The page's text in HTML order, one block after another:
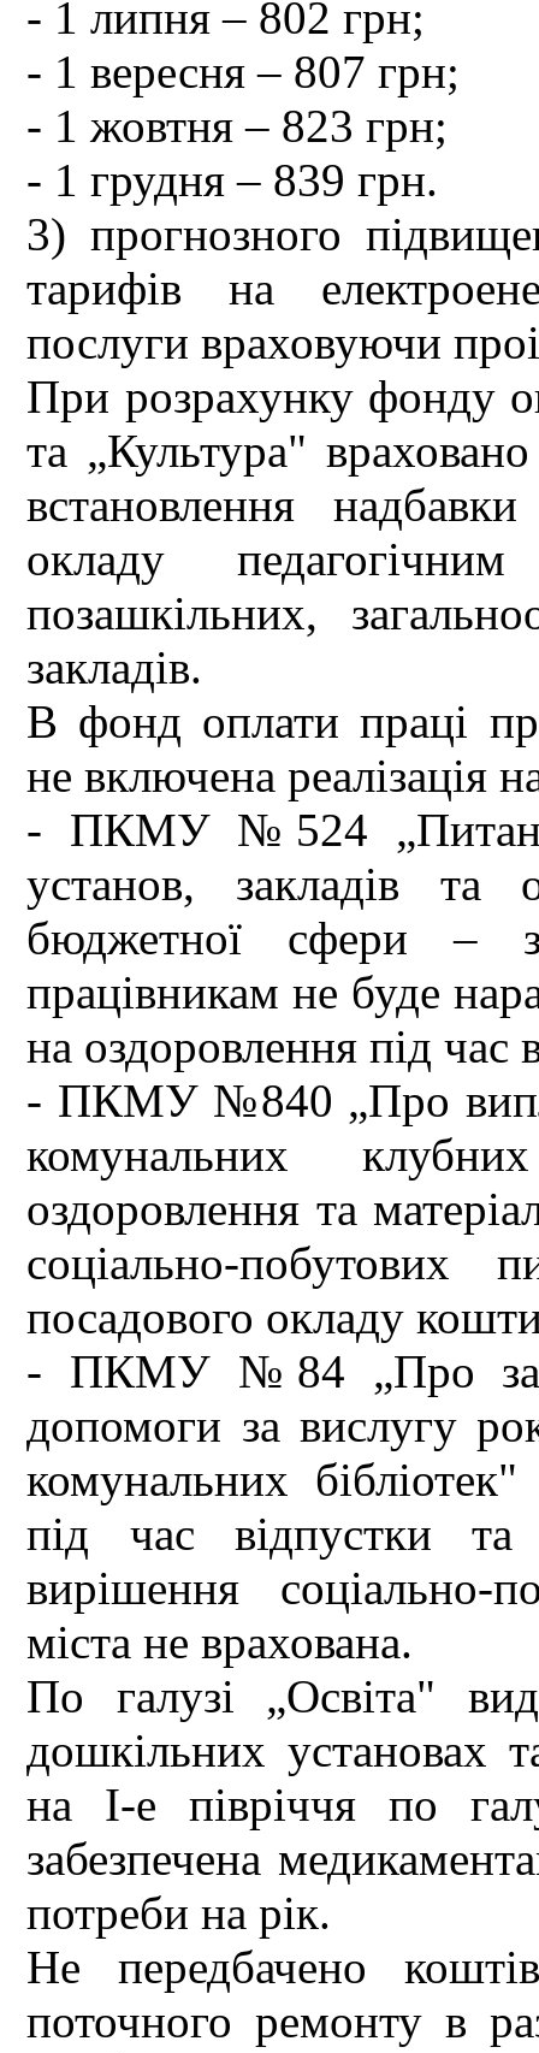
- 1 липня – 802 грн;
- 1 вересня – 807 грн;
- 1 жовтня – 823 грн;
- 1 грудня – 839 грн.
3) прогнозного
тарифів на
послуги враховуючи
При розрахунку фонду
та „Культура"
встановлення
окладу
позашкільних,
закладів.
В фонд оплати праці
не включена
- ПКМУ №524 „Питання
установ, закладів та
бюджетної сфери –
працівникам не буде
на оздоровлення під час
- ПКМУ №840 „Про
комунальних
оздоровлення та
соціально-
посадового окладу
- ПКМУ №84 „Про
допомоги за вислугу
комунальних
під час відпустки та
вирішення
міста не врахована.
По галузі „Освіта"
дошкільних установах
на I-е півріччя по
забезпечена
потреби на рік.
Не передбачено
поточного ремонту в